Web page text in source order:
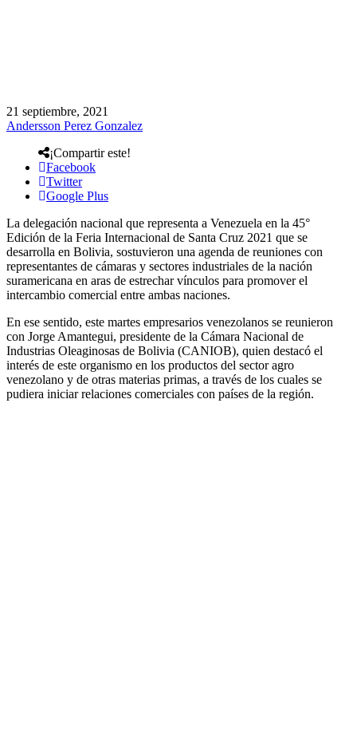
21 septiembre, 2021
Andersson Perez Gonzalez
¡Compartir este!
Facebook
Twitter
Google Plus
La delegación nacional que representa a Venezuela en la 45°
Edición de la Feria Internacional de Santa Cruz 2021 que se
desarrolla en Bolivia, sostuvieron una agenda de reuniones con
representantes de cámaras y sectores industriales de la nación
suramericana en aras de estrechar vínculos para promover el
intercambio comercial entre ambas naciones.
En ese sentido, este martes empresarios venezolanos se reunieron
con Jorge Amantegui, presidente de la Cámara Nacional de
Industrias Oleaginosas de Bolivia (CANIOB), quien destacó el
interés de este organismo en los productos del sector agro
venezolano y de otras materias primas, a través de los cuales se
pudiera iniciar relaciones comerciales con países de la región.